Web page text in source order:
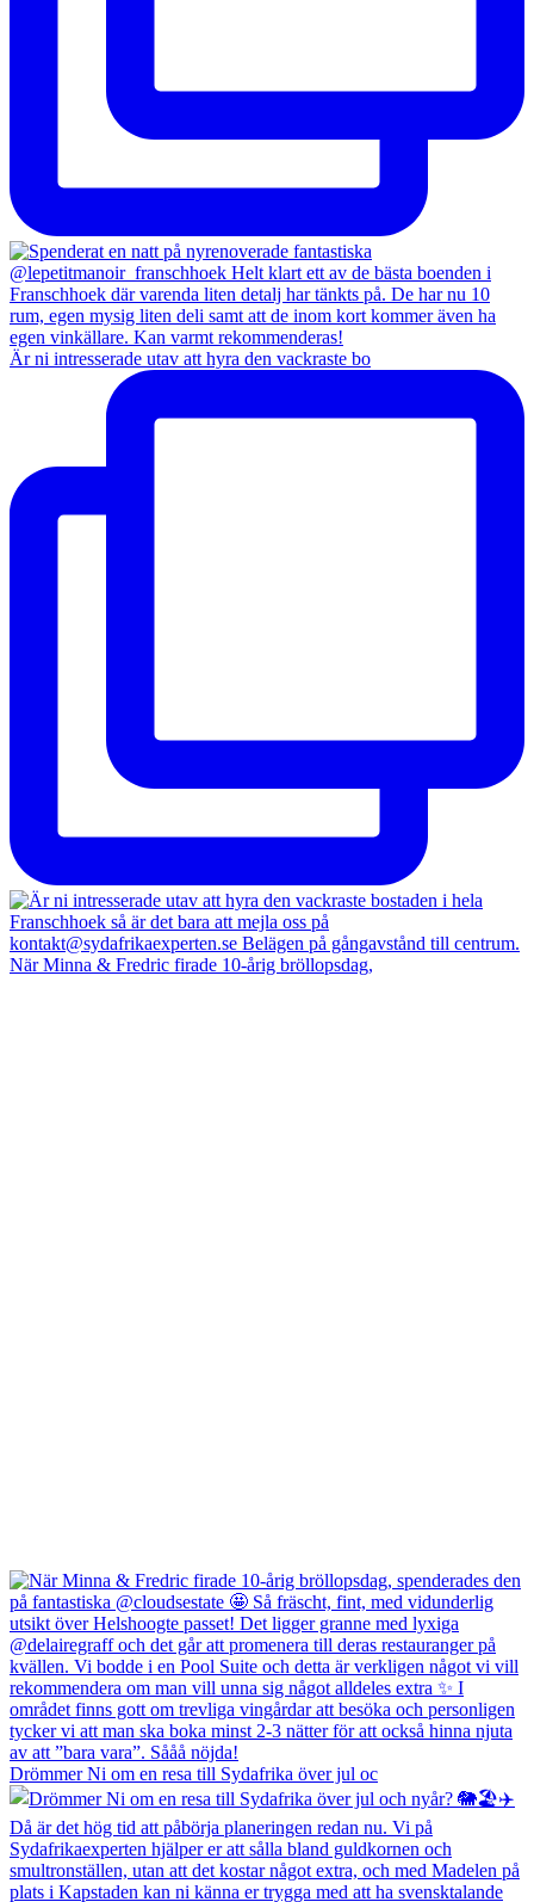
Är ni intresserade utav att hyra den vackraste bo
När Minna & Fredric firade 10-årig bröllopsdag,
Drömmer Ni om en resa till Sydafrika över jul oc